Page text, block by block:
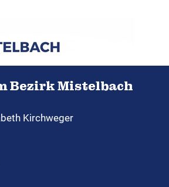
Bezirk Mistelbach
Kirchweger